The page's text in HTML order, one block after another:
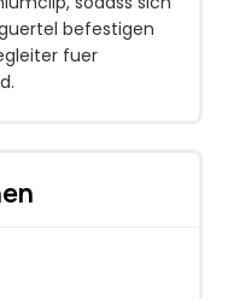
befestigen
fuer